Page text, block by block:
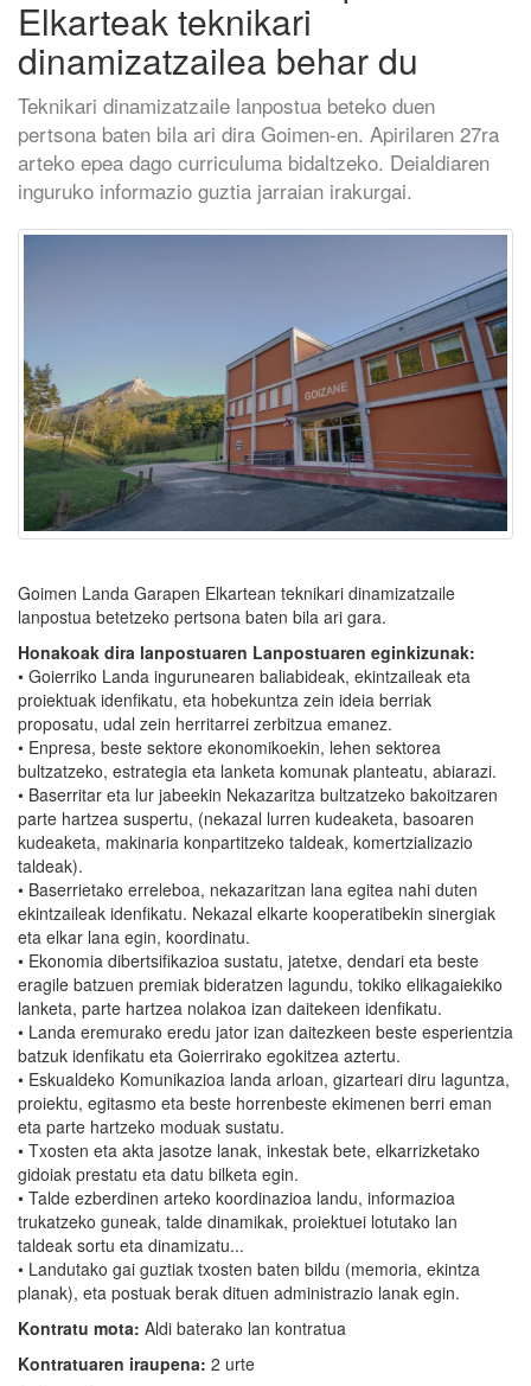
Elkarteak teknikari
dinamizatzailea behar du
Teknikari dinamizatzaile lanpostua beteko duen
pertsona baten bila ari dira Goimen-en. Apirilaren 27ra
arteko epea dago curriculuma bidaltzeko. Deialdiaren
inguruko informazio guztia jarraian irakurgai.
Goimen Landa Garapen Elkartean teknikari dinamizatzaile
lanpostua betetzeko pertsona baten bila ari gara.
Honakoak dira lanpostuaren Lanpostuaren eginkizunak:
• Goierriko Landa ingurunearen baliabideak, ekintzaileak eta
proiektuak idenfikatu, eta hobekuntza zein ideia berriak
proposatu, udal zein herritarrei zerbitzua emanez.
• Enpresa, beste sektore ekonomikoekin, lehen sektorea
bultzatzeko, estrategia eta lanketa komunak planteatu, abiarazi.
• Baserritar eta lur jabeekin Nekazaritza bultzatzeko bakoitzaren
parte hartzea suspertu, (nekazal lurren kudeaketa, basoaren
kudeaketa, makinaria konpartitzeko taldeak, komertzializazio
taldeak).
• Baserrietako erreleboa, nekazaritzan lana egitea nahi duten
ekintzaileak idenfikatu. Nekazal elkarte kooperatibekin sinergiak
eta elkar lana egin, koordinatu.
• Ekonomia dibertsifikazioa sustatu, jatetxe, dendari eta beste
eragile batzuen premiak bideratzen lagundu, tokiko elikagaiekiko
lanketa, parte hartzea nolakoa izan daitekeen idenfikatu.
• Landa eremurako eredu jator izan daitezkeen beste esperientzia
batzuk idenfikatu eta Goierrirako egokitzea aztertu.
• Eskualdeko Komunikazioa landa arloan, gizarteari diru laguntza,
proiektu, egitasmo eta beste horrenbeste ekimenen berri eman
eta parte hartzeko moduak sustatu.
• Txosten eta akta jasotze lanak, inkestak bete, elkarrizketako
gidoiak prestatu eta datu bilketa egin.
• Talde ezberdinen arteko koordinazioa landu, informazioa
trukatzeko guneak, talde dinamikak, proiektuei lotutako lan
taldeak sortu eta dinamizatu...
• Landutako gai guztiak txosten baten bildu (memoria, ekintza
planak), eta postuak berak dituen administrazio lanak egin.
Kontratu mota: Aldi baterako lan kontratua
Kontratuaren iraupena: 2 urte